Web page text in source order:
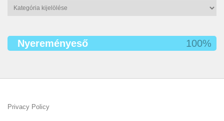
Kategóriák
Nyereményeső 100%
Privacy Policy